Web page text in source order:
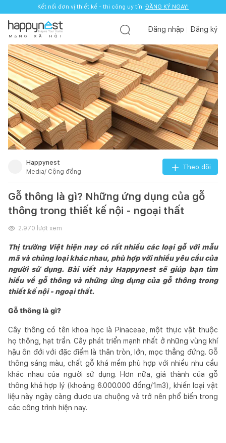
Kết nối đơn vị thiết kế - thi công uy tín. ĐĂNG KÝ NGAY!
M Ạ N G X Ã H Ộ I
Đăng nhập Đăng ký
Happynest
Media/ Cộng đồng
Theo dõi
Gỗ thông là gì? Những ứng dụng của gỗ
thông trong thiết kế nội - ngoại thất
2.970 lượt xem
Thị trường Việt hiện nay có rất nhiều các loại gỗ với mẫu
mã và chủng loại khác nhau, phù hợp với nhiều yêu cầu của
người sử dụng. Bài viết này Happynest sẽ giúp bạn tìm
hiểu về gỗ thông và những ứng dụng của gỗ thông trong
thiết kế nội - ngoại thất.
Gỗ thông là gì?
Cây thông có tên khoa học là Pinaceae, một thực vật thuộc
họ thông, hạt trần. Cây phát triển mạnh nhất ở những vùng khí
hậu ôn đới với đặc điểm là thân tròn, lớn, mọc thẳng đứng. Gỗ
thông sáng màu, chất gỗ khá mềm phù hợp với nhiều nhu cầu
khác nhau của người sử dụng. Hơn nữa, giá thành của gỗ
thông khá hợp lý (khoảng 6.000.000 đồng/1m3), khiến loại vật
liệu này ngày càng được ưa chuộng và trở nên phổ biến trong
các công trình hiện nay.